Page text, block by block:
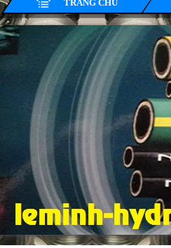
TRANG CHỦ
Ống thủy lực NEXO PHOENIX